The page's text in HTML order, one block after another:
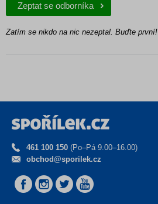
Zeptat se odborníka
Zatím se nikdo na nic nezeptal. Buďte první!
461 100 150 (Po–Pá 9.00–16.00)
obchod@sporilek.cz